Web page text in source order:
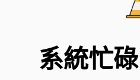
系統忙